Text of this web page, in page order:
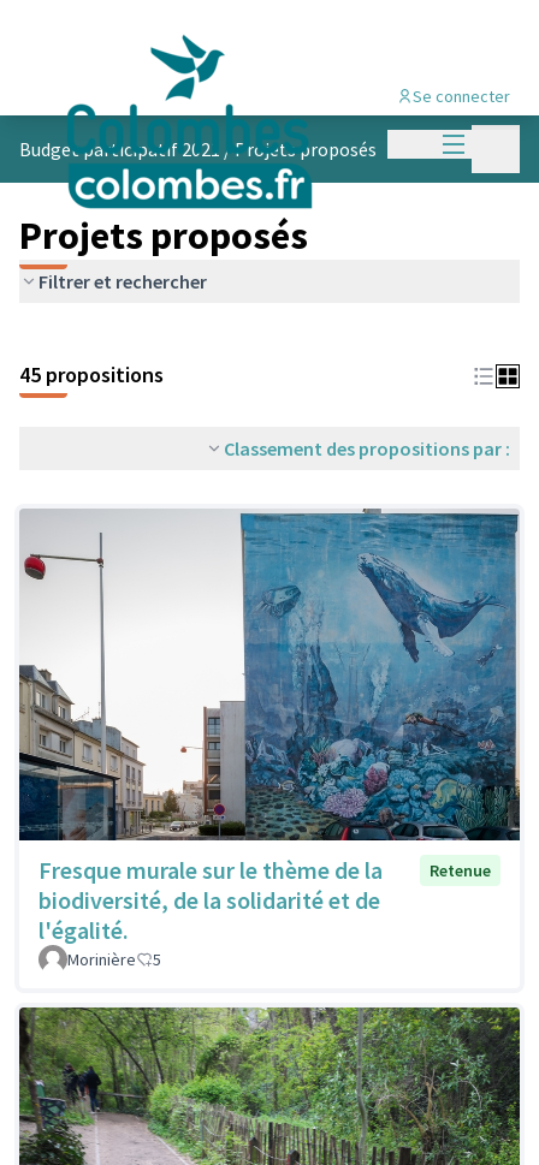
Menu
Se connecter
Budget participatif 2021 /Projets proposés
Projets proposés
Filtrer et rechercher
45 propositions
Classement des propositions par :
Fresque murale sur le thème de la
biodiversité, de la solidarité et de
l'égalité.
Retenue
Morinière 5